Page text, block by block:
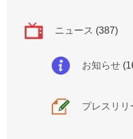
ニュース (387)
お知らせ
プレスリリ